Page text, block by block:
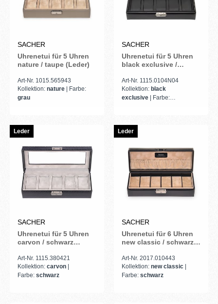
SACHER
Uhrenetui für 5 Uhren
nature / taupe (Leder)
Art-Nr. 1015.565943
Kollektion: nature
| Farbe:
grau
SACHER
Uhrenetui für 5 Uhren
black exclusive /
Art-Nr. 1115.0104N04
Kollektion: black
exclusive
| Farbe:
Leder
SACHER
Uhrenetui für 5 Uhren
carvon / schwarz
Art-Nr. 1115.380421
Kollektion: carvon
Farbe: schwarz
Leder
SACHER
Uhrenetui für 6 Uhren
new classic / schwarz
Art-Nr. 2017.010443
Kollektion: new classic
Farbe: schwarz